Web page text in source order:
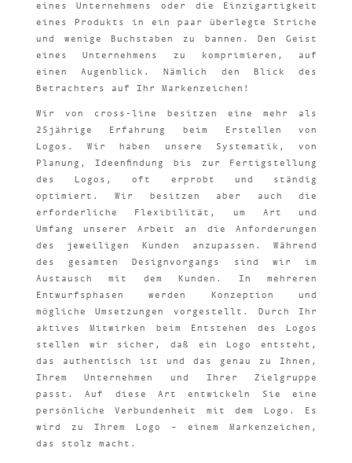
eines Unternehmens oder die Einzigartigkeit
eines Produkts in ein paar überlegte Striche
und wenige Buchstaben zu bannen. Den Geist
eines Unternehmens zu komprimieren, auf
einen Augenblick. Nämlich den Blick des
Betrachters auf Ihr Markenzeichen!
Wir von cross-line besitzen eine mehr als
25jährige Erfahrung beim Erstellen von
Logos. Wir haben unsere Systematik, von
Planung, Ideenfindung bis zur Fertigstellung
des Logos, oft erprobt und ständig
optimiert. Wir besitzen aber auch die
erforderliche Flexibilität, um Art und
Umfang unserer Arbeit an die Anforderungen
des jeweiligen Kunden anzupassen. Während
des gesamten Designvorgangs sind wir im
Austausch mit dem Kunden. In mehreren
Entwurfsphasen werden Konzeption und
mögliche Umsetzungen vorgestellt. Durch Ihr
aktives Mitwirken beim Entstehen des Logos
stellen wir sicher, daß ein Logo entsteht,
das authentisch ist und das genau zu Ihnen,
Ihrem Unternehmen und Ihrer Zielgruppe
passt. Auf diese Art entwickeln Sie eine
persönliche Verbundenheit mit dem Logo. Es
wird zu Ihrem Logo – einem Markenzeichen,
das stolz macht.